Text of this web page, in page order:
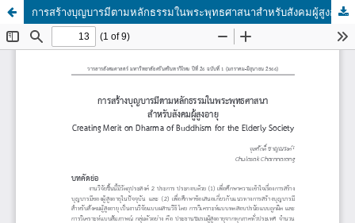
การสร้างบุญบารมีตามหลักธรรมในพระพุทธศาสนาสำหรับสังคมผู้สูงอายุ